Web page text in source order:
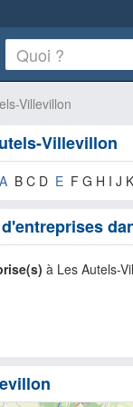
Villevillon
Villevillon
A B C D E F G H I J
à Les Autels-